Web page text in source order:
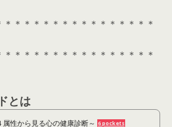
＊＊＊＊＊＊＊＊＊＊＊＊＊＊＊＊
＊＊＊＊＊＊＊＊＊＊＊＊＊＊＊＊
とは
性から見る心の健康診断～ 6 pockets